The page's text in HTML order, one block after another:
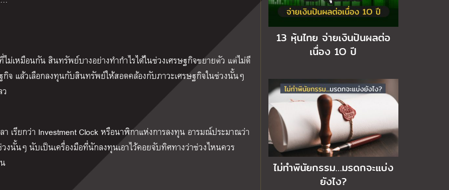
ม่เหมือนกัน สินทรัพย์บางอย่างทำกำไรได้ในช่วงเศรษฐกิจขยายตัว แต่ไม่ดี
กิจ แล้วเลือกลงทุนกับสินทรัพย์ให้สอดคล้องกับภาวะเศรษฐกิจในช่วงนั้นๆ
า เรียกว่า Investment Clock หรือนาฬิกาแห่งการลงทุน อารมณ์ประมาณว่า
งนั้นๆ นับเป็นเครื่องมือที่นักลงทุนเอาไว้คอยจับทิศทางว่าช่วงไหนควร
13 หุ้นไทย จ่ายเงินปันผลต่อ
เนื่อง 1O ปี
ไม่ทำพินัยกรรม…มรดกจะแบ่ง
ยังไง?